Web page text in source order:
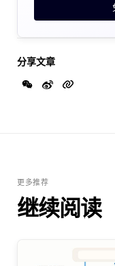
分享文章
更多推荐
继续阅读